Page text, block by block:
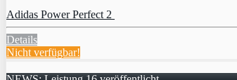
Adidas Power Perfect 2
Details
Nicht verfügbar!